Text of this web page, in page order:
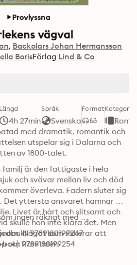
Provlyssna
vägval
Backolars Johan Hermansson
BorisFörlag Lind & Co
Längd
4h 27min
Språk
Svenska
FormatKategori
med dramatik, romantik och
utspelar sig i Dalarna och
av 1800-talet.
familj är den fattigaste i hela
och svävar mellan liv och död
överleva. Fadern sluter sig
Det yttersta ansvaret hamnar
Livet är hårt och slitsamt och
skulle hon inte klara det. Men
Något som riskerar att
om framtiden.
ingen räknat med …
9789180199247
9789180199254